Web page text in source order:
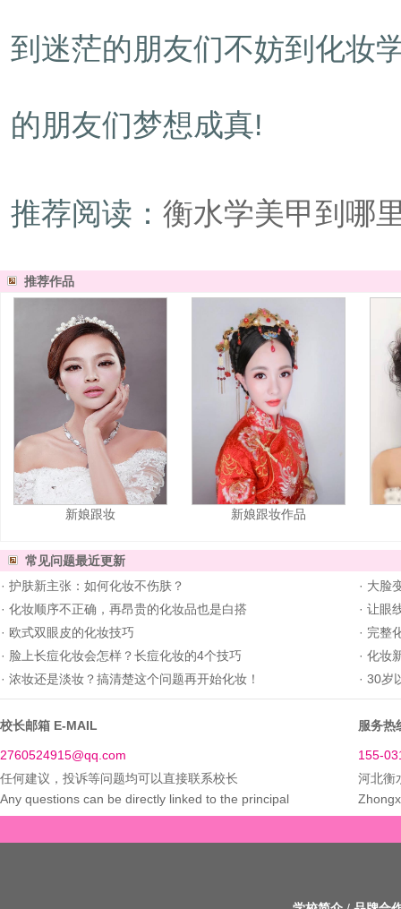
到迷茫的朋友们不妨到化妆
的朋友们梦想成真!
推荐阅读： 衡水学美甲到哪
推荐作品
新娘跟妆 新娘跟妆作品
常见问题最近更新
· 护肤新主张：如何化妆不伤肤？ · 大脸
· 化妆顺序不正确，再昂贵的化妆品也是白搭 · 让眼
· 欧式双眼皮的化妆技巧 · 完整
· 脸上长痘化妆会怎样？长痘化妆的4个技巧 · 化妆
· 浓妆还是淡妆？搞清楚这个问题再开始化妆！ · 30岁
校长邮箱 E-MAIL 服务热
2760524915@qq.com
155-
任何建议，投诉等问题均可以直接联系校长
河北衡
Any questions can be directly linked to the principal